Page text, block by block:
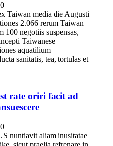
Taiwan media die Augusti
2.066 rerum Taiwan
100 negotiis suspensas,
Taiwanese
aquatilium
sanitatis, tea, tortulas et
rate oriri facit ad
nuntiavit aliam inusitatae
sicut praelia refrenare in